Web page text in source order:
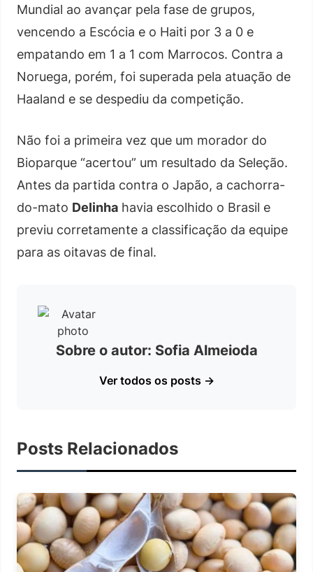
Mundial ao avançar pela fase de grupos,
vencendo a Escócia e o Haiti por 3 a 0 e
empatando em 1 a 1 com Marrocos. Contra a
Noruega, porém, foi superada pela atuação de
Haaland e se despediu da competição.
Não foi a primeira vez que um morador do
Bioparque “acertou” um resultado da Seleção.
Antes da partida contra o Japão, a cachorra-
do-mato Delinha havia escolhido o Brasil e
previu corretamente a classificação da equipe
para as oitavas de final.
Sobre o autor: Sofia Almeioda
Ver todos os posts →
Posts Relacionados